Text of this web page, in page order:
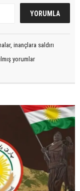
inançlara saldırı
yorumlar